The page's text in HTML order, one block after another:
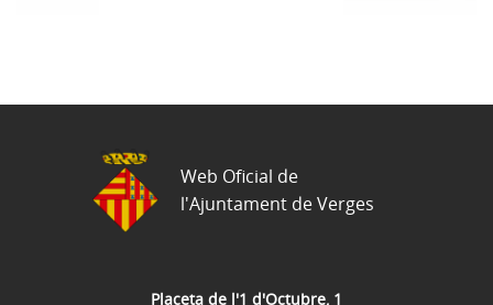
Placeta de l'1 d'Octubre, 1
Web Oficial de
l'Ajuntament de Verges